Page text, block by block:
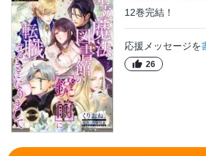
12巻完結！
応援メッセージを
26